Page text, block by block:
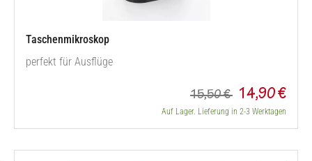
Taschenmikroskop
perfekt für Ausflüge
15,50 € 14,90 €
Auf Lager. Lieferung in 2-3 Werktagen